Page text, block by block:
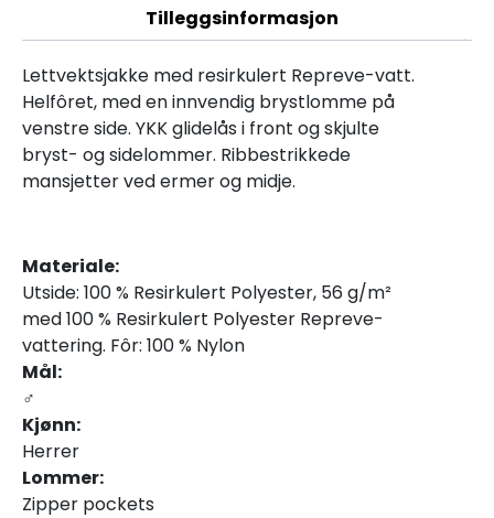
Tilleggsinformasjon
Lettvektsjakke med resirkulert Repreve-vatt.
Helfôret, med en innvendig brystlomme på
venstre side. YKK glidelås i front og skjulte
bryst- og sidelommer. Ribbestrikkede
mansjetter ved ermer og midje.
Materiale:
Utside: 100 % Resirkulert Polyester, 56 g/m²
med 100 % Resirkulert Polyester Repreve-
vattering. Fôr: 100 % Nylon
Mål:
♂
Kjønn:
Herrer
Lommer:
Zipper pockets